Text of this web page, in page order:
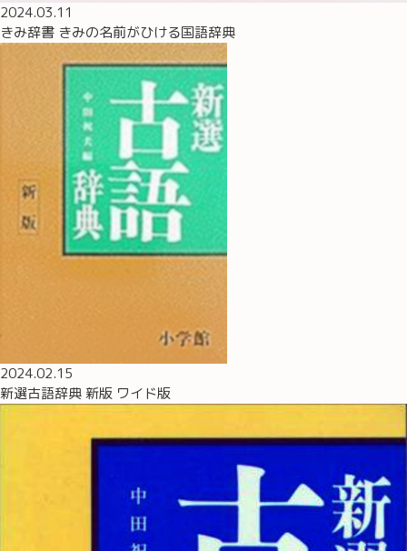
2024.03.11
きみ辞書 きみの名前がひける国語辞典
2024.02.15
新選古語辞典 新版 ワイド版